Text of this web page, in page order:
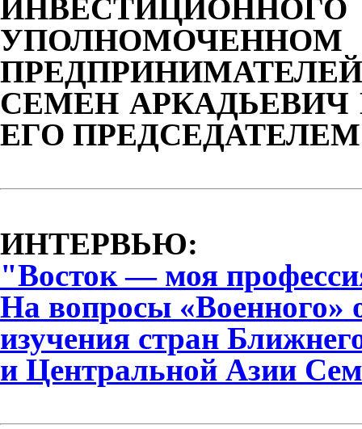
СЕМЕН АРКАДЬЕВИЧ
ЕГО ПРЕДСЕДАТЕЛЕМ
ИНТЕРВЬЮ:
"Восток — моя
На вопросы «Военного»
изучения стран
и Центральной Азии